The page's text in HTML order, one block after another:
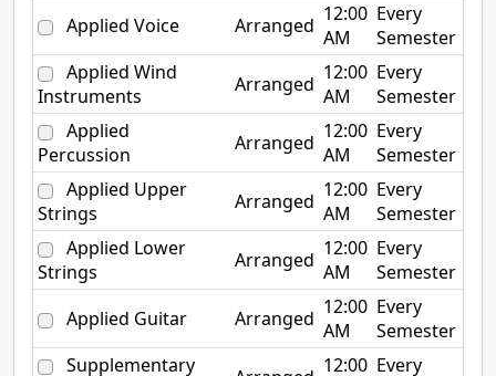
Applied Voice
Arranged 12:00
AM
Every
Semester
Applied Wind
Instruments
Arranged 12:00
AM
Every
Semester
Applied
Percussion
Arranged 12:00
AM
Every
Semester
Applied Upper
Strings
Arranged 12:00
AM
Every
Semester
Applied Lower
Strings
Arranged 12:00
AM
Every
Semester
Applied Guitar
Arranged 12:00
AM
Every
Semester
Supplementary
12:00 Every